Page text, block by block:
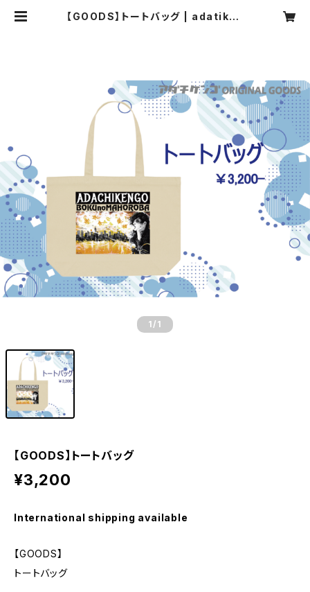
【GOODS】トートバッグ | adatiken
1 /1
【GOODS】トートバッグ
¥3,200
International shipping available
【GOODS】
トートバッグ